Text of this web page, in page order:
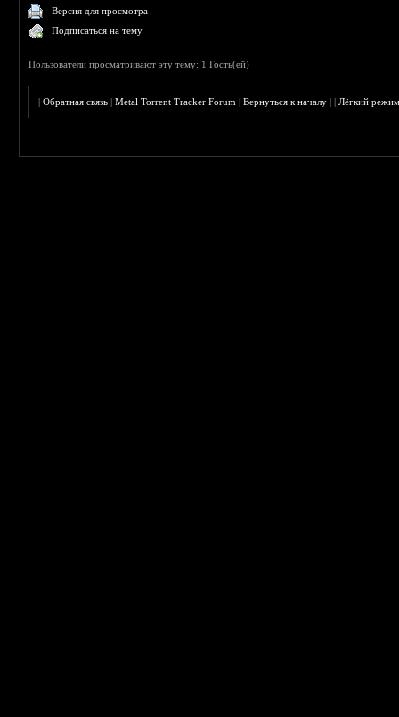
Версия для просмотра
Подписаться на тему
Пользователи просматривают эту тему: 1 Гость(ей)
|Обратная связь |Metal Torrent Tracker Forum |Вернуться к началу ||Лёгкий